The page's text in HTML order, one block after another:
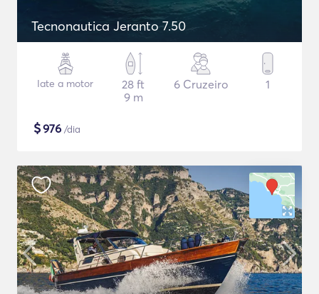
Tecnonautica Jeranto 7.50
Iate a motor
28 ft
9 m
6 Cruzeiro 1
$976 /dia